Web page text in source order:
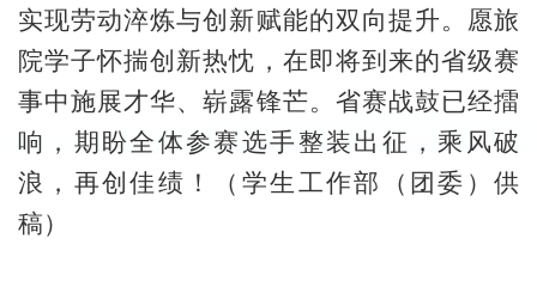
实现劳动淬炼与创新赋能的双向提升。愿旅
院学子怀揣创新热忱，在即将到来的省级赛
事中施展才华、崭露锋芒。 省赛战鼓已经擂
响，期盼全体参赛选手整装出征，乘风破
浪，再创佳绩 ！
（学生工作部（团委）供
稿）